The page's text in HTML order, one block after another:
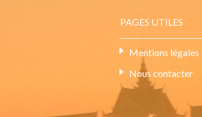
PAGES UTILES
Mentions légales
Nous contacter